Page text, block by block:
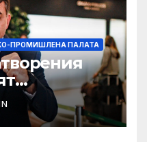
ПРОМИШЛЕНА ПАЛАТА
на